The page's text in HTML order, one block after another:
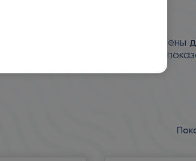
типа 1ЦНСг предназначены
105°С, имеющей водородный